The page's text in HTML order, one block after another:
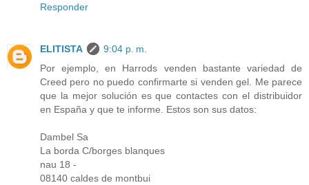
Responder
ELITISTA
9:04 p. m.
Por ejemplo, en Harrods venden bastante variedad de
Creed pero no puedo confirmarte si venden gel. Me parece
que la mejor solución es que contactes con el distribuidor
en España y que te informe. Estos son sus datos:
Dambel Sa
La borda C/borges blanques
nau 18 -
08140 caldes de montbui